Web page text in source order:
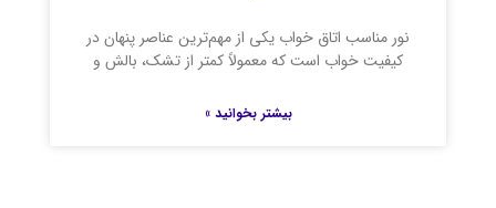
نور مناسب اتاق خواب یکی از مهم‌ترین عناصر پنهان در
کیفیت خواب است که معمولاً کمتر از تشک، بالش و
بیشتر بخوانید »